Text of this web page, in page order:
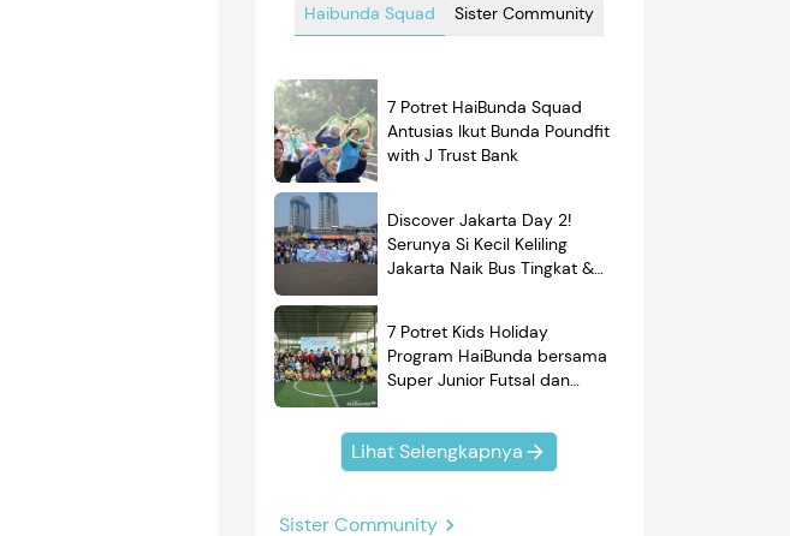
Haibunda Squad Sister Community
7 Potret HaiBunda Squad
Antusias Ikut Bunda Poundfit
with J Trust Bank
Discover Jakarta Day 2!
Serunya Si Kecil Keliling
Jakarta Naik Bus Tingkat &
7 Potret Kids Holiday
Program HaiBunda bersama
Super Junior Futsal dan
Kompak Banget!
Lihat Selengkapnya
Sister Community